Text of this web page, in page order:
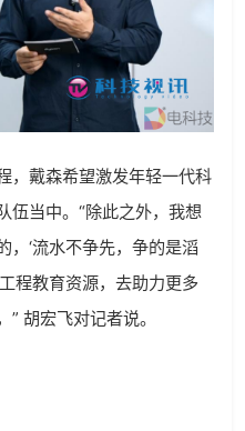
，戴森希望激发年轻一代科
伍当中。“除此之外，我想
，‘流水不争先，争的是滔
程教育资源，去助力更多
胡宏飞对记者说。